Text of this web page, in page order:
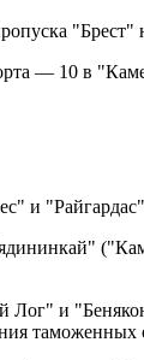
"Брест"
— 10 в
и
и